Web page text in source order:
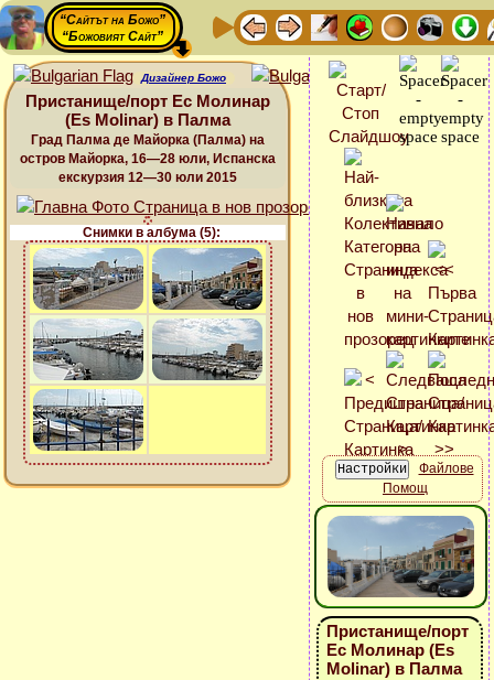
“Сайтът на Божо”
“Божовият Сайт”
Дизайнер Божо
Пристанище/порт Ес Молинар
(Es Molinar) в Палма
Град Палма де Майорка (Палма) на
остров Майорка, 16—28 юли, Испанска
екскурзия 12—30 юли 2015
Снимки в албума (5):
Файлове
Помощ
Пристанище/порт
Ес Молинар (Es
Molinar) в Палма